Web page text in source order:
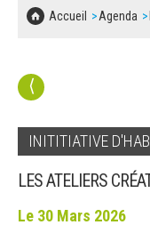
Accueil Agenda
⟨
INITITIATIVE
LES ATELIERS
Le 30 Mars 2026
CONCERTATIONS
SOLIDARITÉ,
SÉNIORS
EMPLOI
URBANISME
BESOIN D'UNE AIDE ?
LES ASSOCIATIONS
MARCHÉS PUBLICS
DOCUMENT
DECLARATION DE